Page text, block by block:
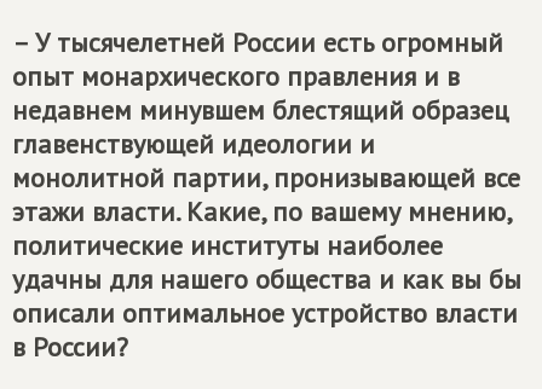
– У тысячелетней России есть огромный
опыт монархического правления и в
недавнем минувшем блестящий образец
главенствующей идеологии и
монолитной партии, пронизывающей все
этажи власти. Какие, по вашему мнению,
политические институты наиболее
удачны для нашего общества и как вы бы
описали оптимальное устройство власти
в России?